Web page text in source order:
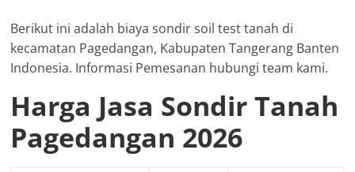
Berikut ini adalah biaya sondir soil test tanah di
kecamatan Pagedangan, Kabupaten Tangerang Banten
Indonesia. Informasi Pemesanan hubungi team kami.
Harga Jasa Sondir Tanah
Pagedangan 2026